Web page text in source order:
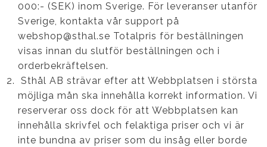
000:- (SEK) inom Sverige. För leveranser utanför
Sverige, kontakta vår support på
webshop@sthal.se Totalpris för beställningen
visas innan du slutför beställningen och i
orderbekräftelsen.
Sthål AB strävar efter att Webbplatsen i största
möjliga mån ska innehålla korrekt information. Vi
reserverar oss dock för att Webbplatsen kan
innehålla skrivfel och felaktiga priser och vi är
inte bundna av priser som du insåg eller borde